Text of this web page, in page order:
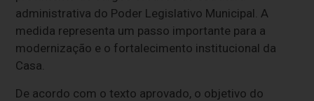
administrativa do Poder Legislativo Municipal. A
medida representa um passo importante para a
modernização e o fortalecimento institucional da
Casa.
De acordo com o texto aprovado, o objetivo do